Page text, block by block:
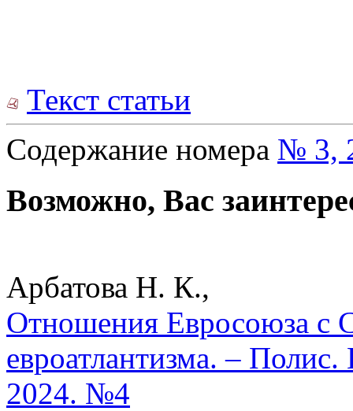
Текст статьи
Содержание номера № 3,
Возможно, Вас
Арбатова Н. К.,
Отношения Евросоюза
евроатлантизма. –
2024. №4